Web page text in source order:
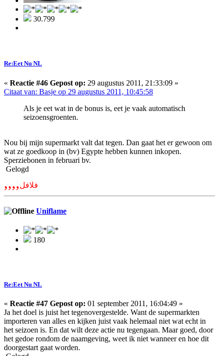
30.799
Re:Eet Nu NL
« Reactie #46 Gepost op: 29 augustus 2011, 21:33:09 »
Citaat van: Basje op 29 augustus 2011, 10:45:58
Als je eet wat in de bonus is, eet je vaak automatisch
seizoensgroenten.
Nou bij mijn supermarkt valt dat tegen. Dan gaat het er gewoon om
wat ze goedkoop in (bv) Egypte hebben kunnen inkopen.
Sperziebonen in februari bv.
Gelogd
,,,,فلافل
Uniflame
180
Re:Eet Nu NL
« Reactie #47 Gepost op: 01 september 2011, 16:04:49 »
Ja het doel is juist het tegenovergestelde. Want de supermarkten
importeren van alles en kijken juist vaak helemaal niet wat echt in
het seizoen is. En dat wilt deze actie nu tegengaan. Maar goed, door
het gedoe rondom de naamgeving, weet ik niet wanneer en hoe dit
doorgestart gaat worden.